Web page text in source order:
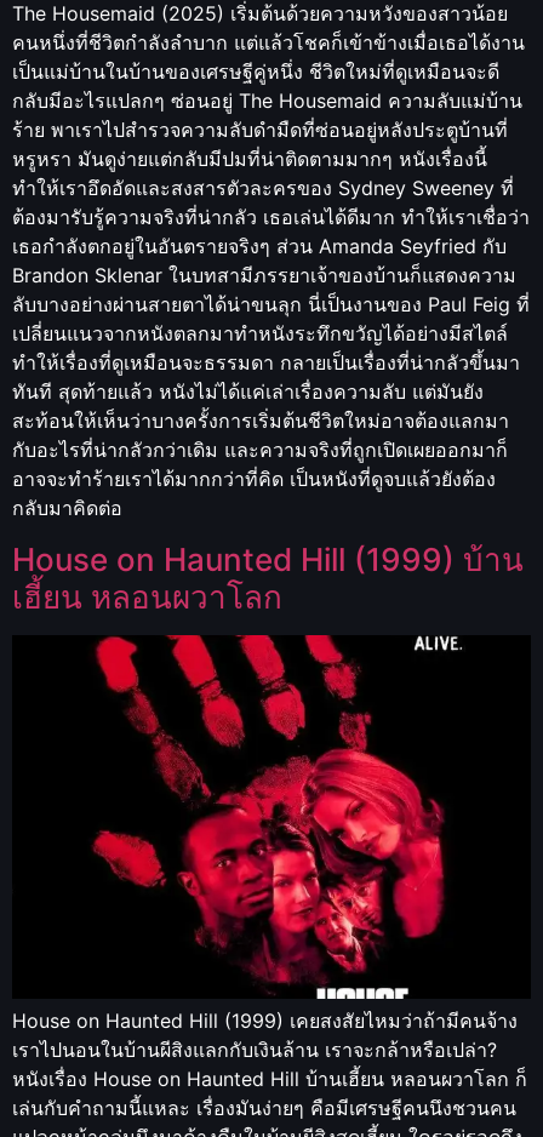
The Housemaid (2025) เริ่มต้นด้วยความหวังของสาวน้อย
คนหนึ่งที่ชีวิตกำลังลำบาก แต่แล้วโชคก็เข้าข้างเมื่อเธอได้งาน
เป็นแม่บ้านในบ้านของเศรษฐีคู่หนึ่ง ชีวิตใหม่ที่ดูเหมือนจะดี
กลับมีอะไรแปลกๆ ซ่อนอยู่ The Housemaid ความลับแม่บ้าน
ร้าย พาเราไปสำรวจความลับดำมืดที่ซ่อนอยู่หลังประตูบ้านที่
หรูหรา มันดูง่ายแต่กลับมีปมที่น่าติดตามมากๆ หนังเรื่องนี้
ทำให้เราอึดอัดและสงสารตัวละครของ Sydney Sweeney ที่
ต้องมารับรู้ความจริงที่น่ากลัว เธอเล่นได้ดีมาก ทำให้เราเชื่อว่า
เธอกำลังตกอยู่ในอันตรายจริงๆ ส่วน Amanda Seyfried กับ
Brandon Sklenar ในบทสามีภรรยาเจ้าของบ้านก็แสดงความ
ลับบางอย่างผ่านสายตาได้น่าขนลุก นี่เป็นงานของ Paul Feig ที่
เปลี่ยนแนวจากหนังตลกมาทำหนังระทึกขวัญได้อย่างมีสไตล์
ทำให้เรื่องที่ดูเหมือนจะธรรมดา กลายเป็นเรื่องที่น่ากลัวขึ้นมา
ทันที สุดท้ายแล้ว หนังไม่ได้แค่เล่าเรื่องความลับ แต่มันยัง
สะท้อนให้เห็นว่าบางครั้งการเริ่มต้นชีวิตใหม่อาจต้องแลกมา
กับอะไรที่น่ากลัวกว่าเดิม และความจริงที่ถูกเปิดเผยออกมาก็
อาจจะทำร้ายเราได้มากกว่าที่คิด เป็นหนังที่ดูจบแล้วยังต้อง
กลับมาคิดต่อ
House on Haunted Hill (1999) บ้าน
เฮี้ยน หลอนผวาโลก
House on Haunted Hill (1999) เคยสงสัยไหมว่าถ้ามีคนจ้าง
เราไปนอนในบ้านผีสิงแลกกับเงินล้าน เราจะกล้าหรือเปล่า?
หนังเรื่อง House on Haunted Hill บ้านเฮี้ยน หลอนผวาโลก ก็
เล่นกับคำถามนี้แหละ เรื่องมันง่ายๆ คือมีเศรษฐีคนนึงชวนคน